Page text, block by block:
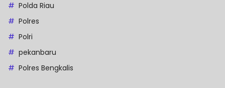
Polda Riau
Polres
Polri
pekanbaru
Polres Bengkalis